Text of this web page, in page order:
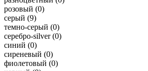
розовый (0)
серый (9)
темно-серый (0)
серебро-silver (0)
синий (0)
сиреневый (0)
фиолетовый (0)